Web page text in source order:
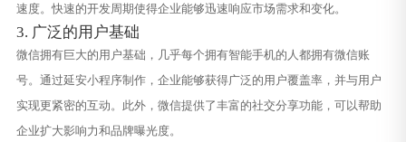
速度。快速的开发周期使得企业能够迅速响应市场需求和变化。
3. 广泛的用户基础
微信拥有巨大的用户基础，几乎每个拥有智能手机的人都拥有微信账
号。通过延安小程序制作，企业能够获得广泛的用户覆盖率，并与用户
实现更紧密的互动。此外，微信提供了丰富的社交分享功能，可以帮助
企业扩大影响力和品牌曝光度。